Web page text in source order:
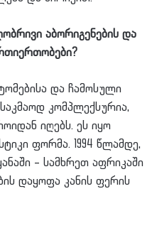
აბორიგენების და
და ჩამოსული
კომპლექსურია,
იღებს. ეს იყო
ფორმა. 1994 წლამდე,
– სამხრეთ აფრიკაში
დაყოფა კანის ფერის